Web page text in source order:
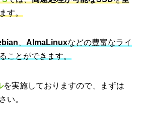
す。
AlmaLinuxなどの豊富なライ
ことができます。
を実施しておりますので、まずは
い。